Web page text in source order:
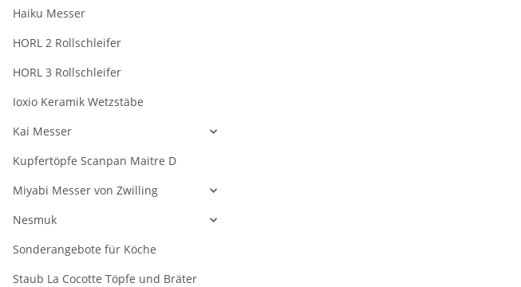
Haiku Messer
HORL 2 Rollschleifer
HORL 3 Rollschleifer
Ioxio Keramik Wetzstäbe
Kai Messer
Kupfertöpfe Scanpan Maitre D
Miyabi Messer von Zwilling
Nesmuk
Sonderangebote für Köche
Staub La Cocotte Töpfe und Bräter